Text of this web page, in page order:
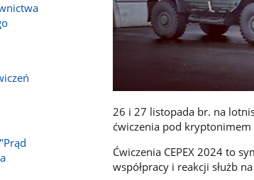
26 i 27 listopada br. na
ćwiczenia pod kryptonimem
Ćwiczenia CEPEX 2024 to
współpracy i reakcji służb